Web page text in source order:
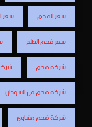
سعر الفحم
سعر
سعر فحم الطلح
شركة فحم
شركة فحم في السودان
شركة فحم مشاوي